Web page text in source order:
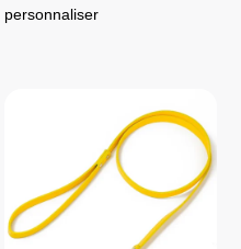
personnaliser